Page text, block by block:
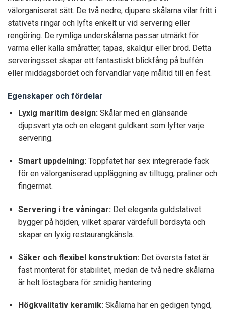
välorganiserat sätt. De två nedre, djupare skålarna vilar fritt i
stativets ringar och lyfts enkelt ur vid servering eller
rengöring. De rymliga underskålarna passar utmärkt för
varma eller kalla smårätter, tapas, skaldjur eller bröd. Detta
serveringsset skapar ett fantastiskt blickfång på buffén
eller middagsbordet och förvandlar varje måltid till en fest.
Egenskaper och fördelar
Lyxig maritim design:Skålar med en glänsande
djupsvart yta och en elegant guldkant som lyfter varje
servering.
Smart uppdelning:Toppfatet har sex integrerade fack
för en välorganiserad uppläggning av tilltugg, praliner och
fingermat.
Servering i tre våningar:Det eleganta guldstativet
bygger på höjden, vilket sparar värdefull bordsyta och
skapar en lyxig restaurangkänsla.
Säker och flexibel konstruktion: Det översta fatet är
fast monterat för stabilitet, medan de två nedre skålarna
är helt löstagbara för smidig hantering.
Högkvalitativ keramik:Skålarna har en gedigen tyngd,